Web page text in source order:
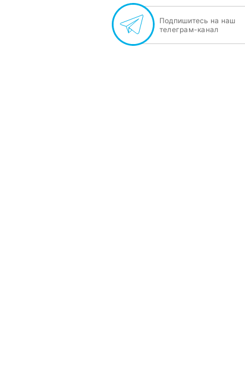
Подпишитесь на наш
телеграм-канал